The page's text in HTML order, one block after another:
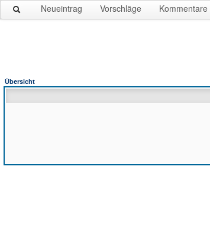
Neueintrag Vorschläge Kommentare
Übersicht